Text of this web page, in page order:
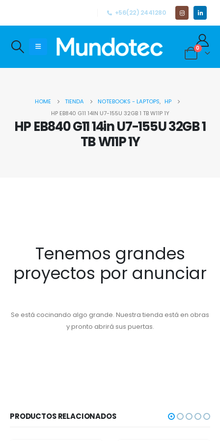
+56(22) 2441280
0
HOME TIENDA NOTEBOOKS - LAPTOPS, HP
HP EB840 G11 14IN U7-155U 32GB 1 TB W11P 1Y
HP EB840 G11 14in U7-155U 32GB 1
TB W11P 1Y
Tenemos grandes
proyectos por anunciar
Se está cocinando algo grande. Nuestra tienda está en obras
y pronto abrirá sus puertas.
PRODUCTOS RELACIONADOS